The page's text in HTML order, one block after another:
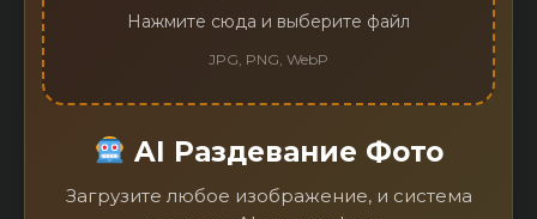
Нажмите сюда и выберите файл
JPG, PNG, WebP
AI Раздевание Фото
Загрузите любое изображение, и система